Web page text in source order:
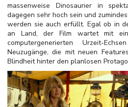
massenweise Dinosaurier in
dagegen sehr hoch sein und
werden sie auch erfüllt. Egal ob in
an Land, der Film wartet mit
computergenerierten Urzeit-
Neuzugänge, die mit neuen
Blindheit hinter den planlosen